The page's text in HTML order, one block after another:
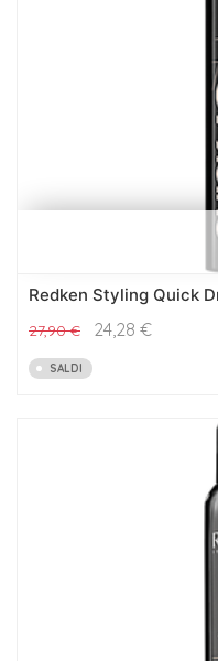
Redken Styling Quick
27,90€ 24,28 €
SALDI